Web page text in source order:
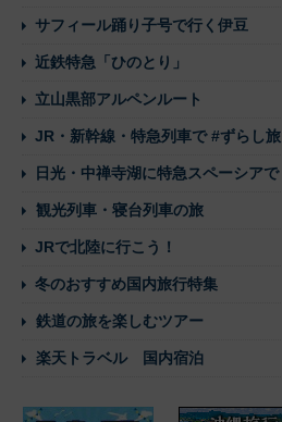
サフィール踊り子号で行く伊豆
近鉄特急「ひのとり」
立山黒部アルペンルート
JR・新幹線・特急列車で #ずらし旅
日光・中禅寺湖に特急スペーシアで
観光列車・寝台列車の旅
JRで北陸に行こう！
冬のおすすめ国内旅行特集
鉄道の旅を楽しむツアー
楽天トラベル 国内宿泊